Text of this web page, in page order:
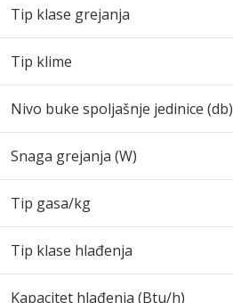
Tip klase grejanja
Tip klime
Nivo buke spoljašnje jedinice (db)
Snaga grejanja (W)
Tip gasa/kg
Tip klase hlađenja
Kapacitet hlađenja (Btu/h)